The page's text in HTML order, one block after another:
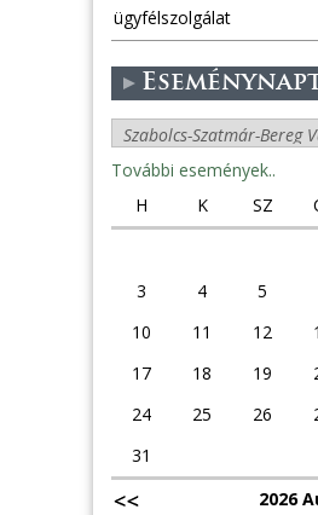
ügyfélszolgálat
További események..
H
K SZ
3
4 5
10
11 12
17
18 19
24
25 26
31
2026